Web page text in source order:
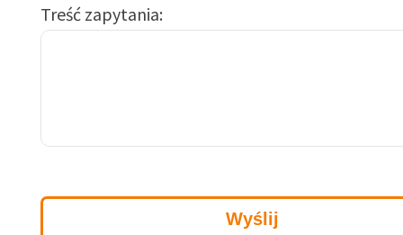
Treść zapytania